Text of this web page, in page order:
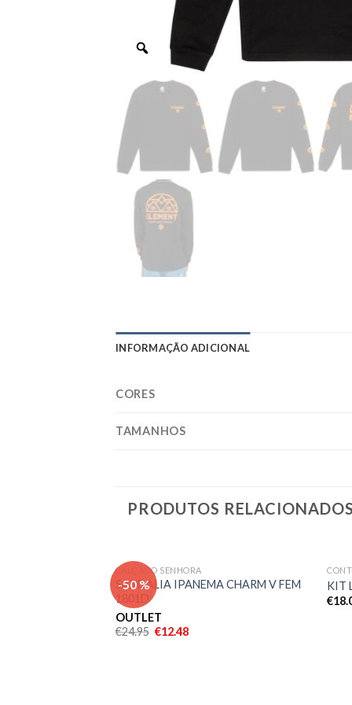
INFORMAÇÃO ADICIONAL
CORES
TAMANHOS
PRODUTOS RELACIONADOS
-50 %
Adicionar
aos meus
CALÇADO SENHORA
SANDALIA IPANEMA CHARM V FEM
1801D
OUTLET
€24.95 €12.48
KIT
€